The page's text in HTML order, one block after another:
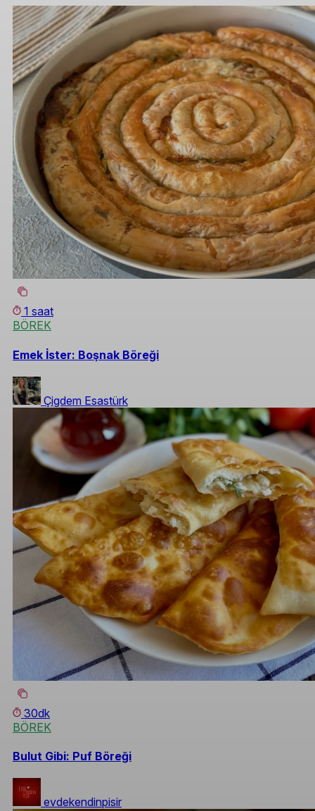
1 saat
BÖREK
Emek İster: Boşnak Böreği
Çigdem Esastürk
30dk
BÖREK
Bulut Gibi: Puf Böreği
evdekendinpisir